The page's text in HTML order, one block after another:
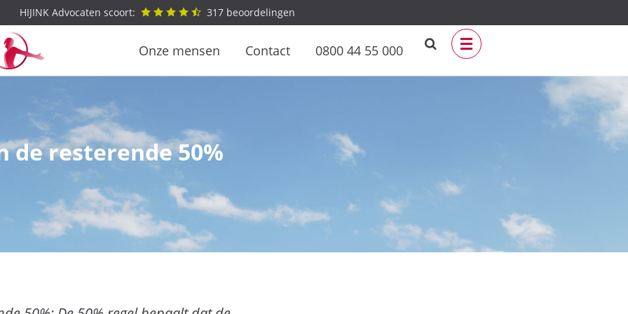
HIJINK Advocaten scoort: 317beoordelingen
Onze mensen Contact 0800 44 55 000
de resterende 50%